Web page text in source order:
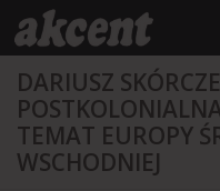
treści
Przejdź do treści
DARIUSZ
TEMAT EUROPY
WSCHODNIEJ